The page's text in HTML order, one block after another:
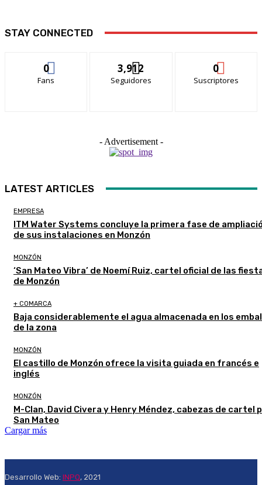
STAY CONNECTED
0
Fans
3,912
Seguidores
0
Suscriptores
- Advertisement -
LATEST ARTICLES
EMPRESA
ITM Water Systems concluye la primera fase de
de sus instalaciones en Monzón
MONZÓN
‘San Mateo Vibra’ de Noemí Ruiz, cartel oficial de las
de Monzón
+ COMARCA
Baja considerablemente el agua almacenada en los
de la zona
MONZÓN
El castillo de Monzón ofrece la visita guiada en francés e
inglés
MONZÓN
M-Clan, David Civera y Henry Méndez, cabezas de cartel
San Mateo
Cargar más
Desarrollo Web: INPQ, 2021